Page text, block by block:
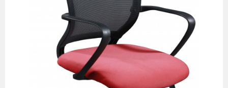
Hòa Phát
Liên hệ